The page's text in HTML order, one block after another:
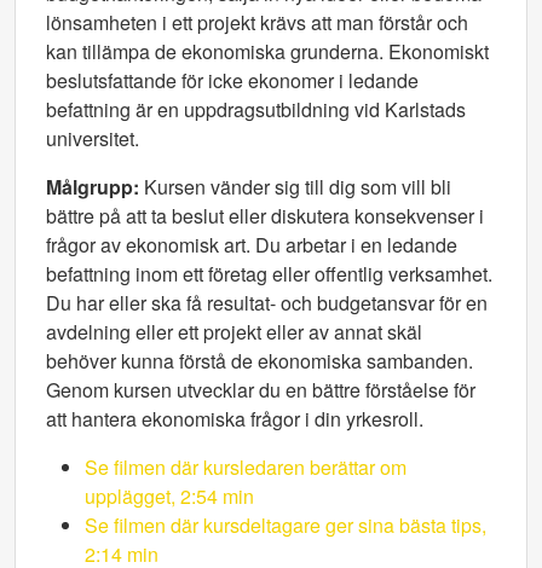
lönsamheten i ett projekt krävs att man förstår och
kan tillämpa de ekonomiska grunderna. Ekonomiskt
beslutsfattande för icke ekonomer i ledande
befattning är en uppdragsutbildning vid Karlstads
universitet.
Målgrupp: Kursen vänder sig till dig som vill bli
bättre på att ta beslut eller diskutera konsekvenser i
frågor av ekonomisk art. Du arbetar i en ledande
befattning inom ett företag eller offentlig verksamhet.
Du har eller ska få resultat- och budgetansvar för en
avdelning eller ett projekt eller av annat skäl
behöver kunna förstå de ekonomiska sambanden.
Genom kursen utvecklar du en bättre förståelse för
att hantera ekonomiska frågor i din yrkesroll.
Se filmen där kursledaren berättar om
upplägget, 2:54 min
Se filmen där kursdeltagare ger sina bästa tips,
2:14 min